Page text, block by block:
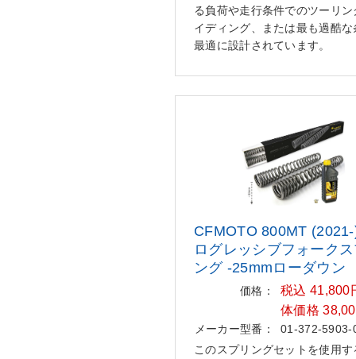
る負荷や走行条件でのツーリン
イディング、または最も過酷な
最適に設計されています。
CFMOTO 800MT
ログレッ シブフォーク
ング -25mmローダウン
価格：
税込 41,800
体価格
メーカー型番：
01-372-5903-
このスプリングセットを使用す